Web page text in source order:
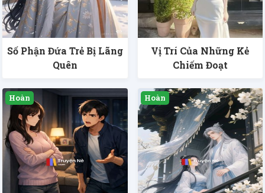
Số Phận Đứa Trẻ Bị Lãng
Quên
Vị Trí Của Những Kẻ
Chiếm Đoạt